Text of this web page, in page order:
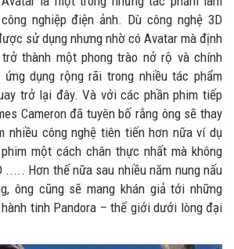
nghiệp điện ảnh. Dù công nghệ 3D
sử dụng nhưng nhờ có Avatar mà định
thành một phong trào nở rộ và chính
dụng rộng rãi trong nhiều tác phẩm
trở lại đây. Và với các phần phim tiếp
Cameron đã tuyên bố rằng ông sẽ thay
nhiều công nghệ tiên tiến hơn nữa ví dụ
một cách chân thực nhất mà không
..... Hơn thế nữa sau nhiều năm nung nấu
ông cũng sẽ mang khán giả tới những
tinh Pandora – thế giới dưới lòng đại